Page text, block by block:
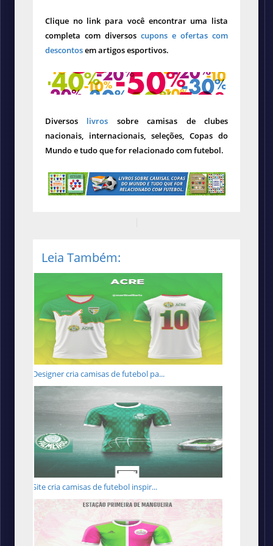
Clique no link para você encontrar uma lista
completa com diversos cupons e ofertas com
descontosem artigos esportivos.
Diversos livros sobre camisas de clubes
nacionais, internacionais, seleções, Copas do
Mundo e tudo que for relacionado com futebol.
Leia Também:
Designer cria camisas de futebol pa...
Site cria camisas de futebol inspir...